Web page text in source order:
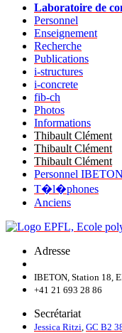
Laboratoire de
Personnel
Enseignement
Recherche
Publications
i-structures
i-concrete
fib-ch
Photos
Informations
Thibault Clément
Thibault Clément
Thibault Clément
Personnel IBETON
T�l�phones
Anciens
Adresse
IBETON, Station 18,
+41 21 693 28 86
Secrétariat
Jessica Ritzi GC B2